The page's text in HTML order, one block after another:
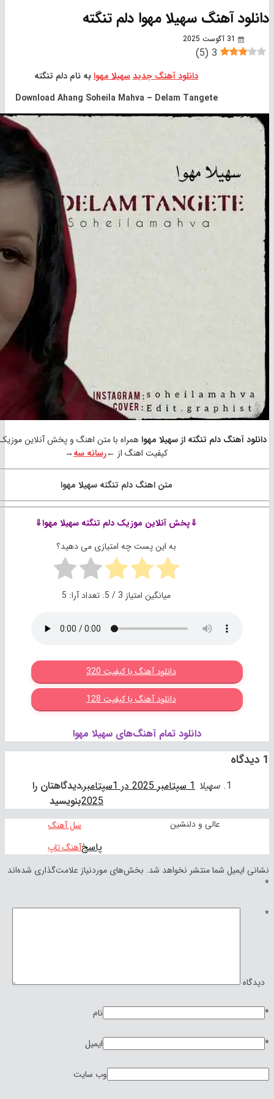
آهنگ سهیلا مهوا دلم تنگته
3
(
5
)
دانلود آهنگ جدیدسهیلا مهوابه نام دلم تنگته
DownloadAhang Soheila Mahva – Delam Tangete
دلم تنگته از سهیلا مهواهمراه با متن اهنگ و پخش آنلاین موزیک با بهترین
کیفیت اهنگ از ← رسانه سه→
متن اهنگ دلم تنگته سهیلا مهوا
⇓پخش آنلاین موزیکدلم تنگته سهیلا مهوا⇓
به این پست چه امتیازی می دهید؟
میانگین امتیاز3/ 5. تعداد آرا: 5
دانلود آهنگ با کیفیت 320
دانلود آهنگ با کیفیت 128
دانلود تمام آهنگ‌های سهیلا مهوا
1 سپتامبر 2025 در 1سپتامبر,
عالی و دلنشین
دیدگاهتان را
بنویسید
شما منتشر نخواهد شد.بخش‌های موردنیاز علامت‌گذاری شده‌اند
آهنگ تاپ